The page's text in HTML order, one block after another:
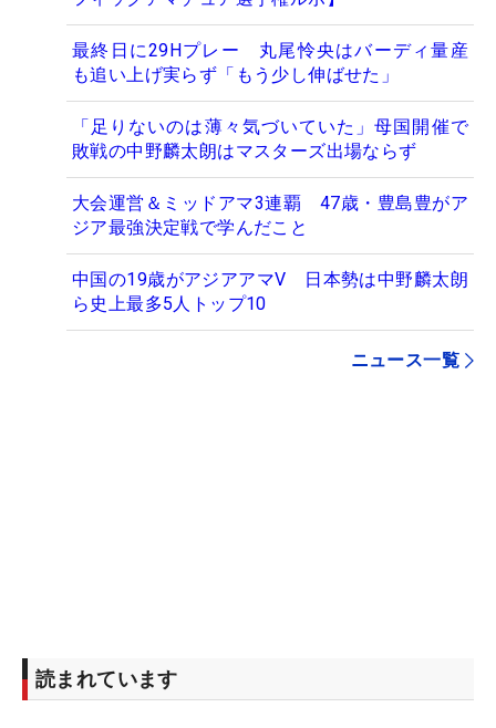
最終日に29Hプレー 丸尾怜央はバーディ量産
も追い上げ実らず「もう少し伸ばせた」
「足りないのは薄々気づいていた」母国開催で
敗戦の中野麟太朗はマスターズ出場ならず
大会運営＆ミッドアマ3連覇 47歳・豊島豊がア
ジア最強決定戦で学んだこと
中国の19歳がアジアアマV 日本勢は中野麟太朗
ら史上最多5人トップ10
ニュース一覧
読まれています